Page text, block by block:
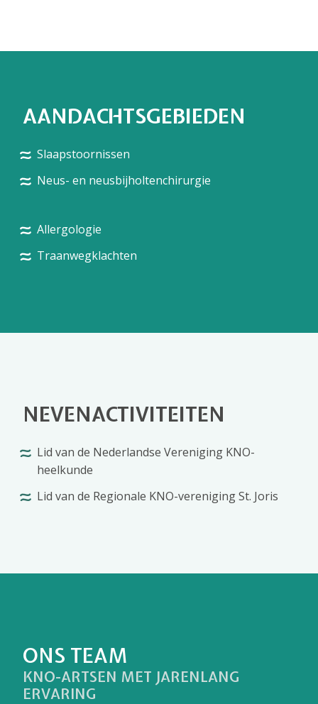
AANDACHTSGEBIEDEN
Slaapstoornissen
Neus- en neusbijholtenchirurgie
Allergologie
Traanwegklachten
NEVENACTIVITEITEN
Lid van de Nederlandse Vereniging KNO-
heelkunde
Lid van de Regionale KNO-vereniging St. Joris
ONS TEAM
KNO-ARTSEN MET JARENLANG
ERVARING